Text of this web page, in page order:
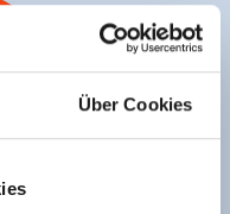
Über Cookies